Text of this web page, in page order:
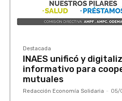
Destacada
INAES unificó y
informativo para
mutuales
Redacción Economía Solidaria - 05/